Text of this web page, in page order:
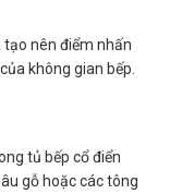
tạo nên điểm nhấn
không gian bếp.
tủ bếp cổ điển
gỗ hoặc các tông